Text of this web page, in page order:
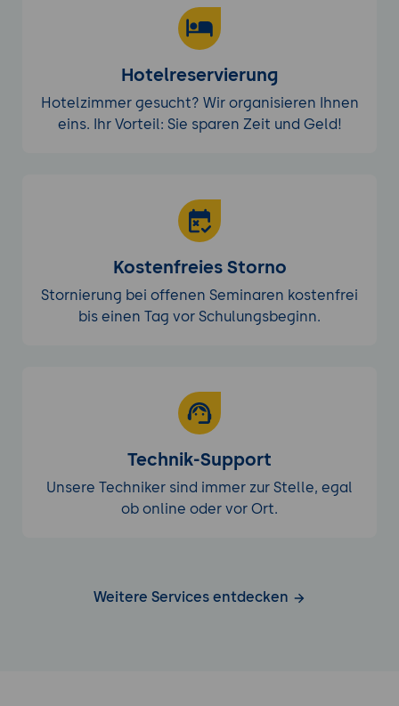
Hotelreservierung
Hotelzimmer gesucht? Wir organisieren Ihnen
eins. Ihr Vorteil: Sie sparen Zeit und Geld!
Kostenfreies Storno
Stornierung bei offenen Seminaren kostenfrei
bis einen Tag vor Schulungsbeginn.
Technik-Support
Unsere Techniker sind immer zur Stelle, egal
ob online oder vor Ort.
Weitere Services entdecken